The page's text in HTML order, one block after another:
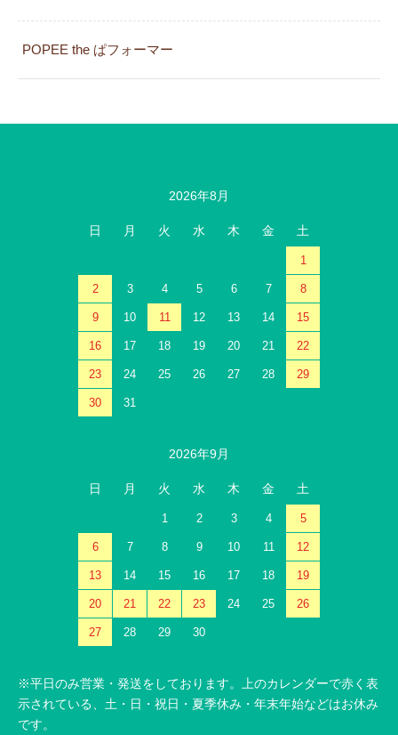
POPEE the ぱフォーマー
2026年8月
日 月 火 水 木 金 土
1
2 3 4 5 6 7 8
9 10 11 12 13 14 15
16 17 18 19 20 21 22
23 24 25 26 27 28 29
30 31
2026年9月
日 月 火 水 木 金 土
1 2 3 4 5
6 7 8 9 10 11 12
13 14 15 16 17 18 19
20 21 22 23 24 25 26
27 28 29 30
※平日のみ営業・発送をしております。上のカレンダーで赤く表
示されている、土・日・祝日・夏季休み・年末年始などはお休み
です。